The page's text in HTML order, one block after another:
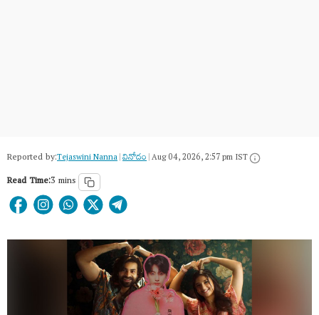
Reported by:Tejaswini Nanna|వినోదం|Aug 04, 2026, 2:57 pm IST
Read Time:3 mins